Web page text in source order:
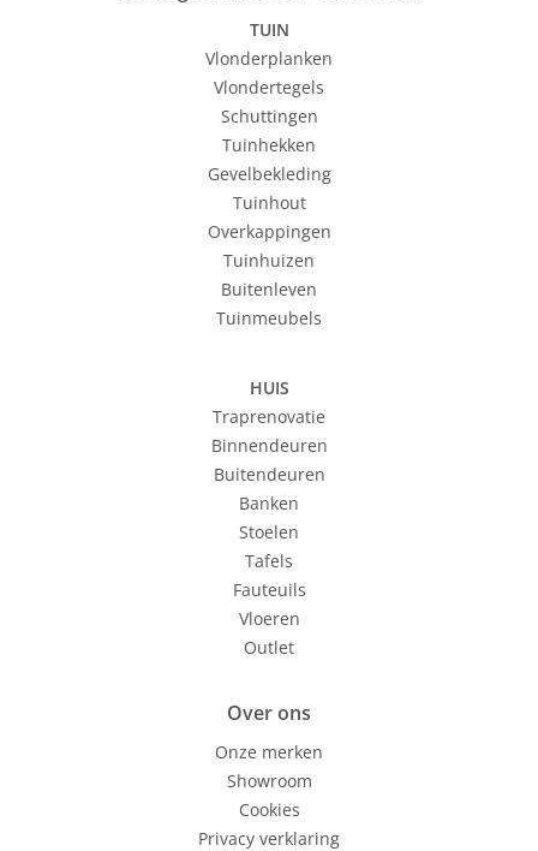
TUIN
Vlonderplanken
Vlondertegels
Schuttingen
Tuinhekken
Gevelbekleding
Tuinhout
Overkappingen
Tuinhuizen
Buitenleven
Tuinmeubels
HUIS
Traprenovatie
Binnendeuren
Buitendeuren
Banken
Stoelen
Tafels
Fauteuils
Vloeren
Outlet
Overons
Onze merken
Showroom
Cookies
Privacy verklaring